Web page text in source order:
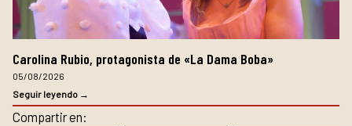
Carolina Rubio, protagonista de «La Dama Boba»
05/08/2026
Seguir leyendo →
Compartir en: